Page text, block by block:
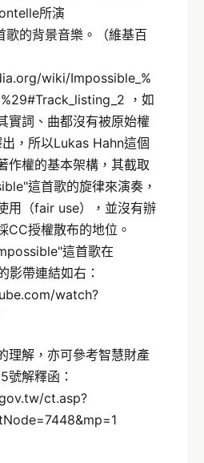
所演
的背景音樂。（維基百
wiki/Impossible_%
，如
實詞、曲都沒有被原始權
，所以Lukas Hahn這個
作權的基本架構，其截取
這首歌的旋律來演奏，
用（fair use），並沒有辦
CC授權散布的地位。
這首歌在
影帶連結如右：
watch?
理解，亦可參考智慧財產
號解釋函：
ct.asp?